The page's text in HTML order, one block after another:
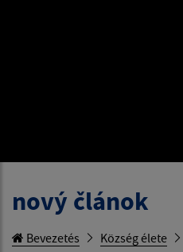
nový článok
Bevezetés Község élete